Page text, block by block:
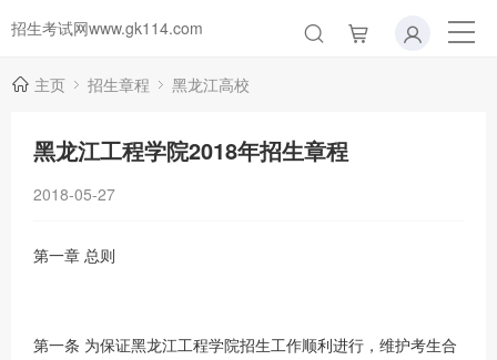
招生考试网www.gk114.com
主页 招生章程 黑龙江高校
黑龙江工程学院2018年招生章程
2018-05-27
第一章 总则
第一条 为保证黑龙江工程学院招生工作顺利进行，维护考生合